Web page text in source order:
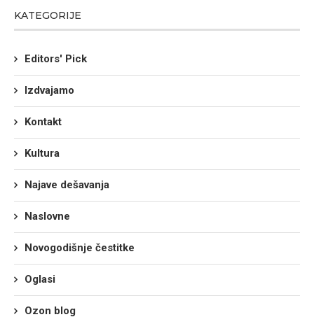
KATEGORIJE
Editors' Pick
Izdvajamo
Kontakt
Kultura
Najave dešavanja
Naslovne
Novogodišnje čestitke
Oglasi
Ozon blog